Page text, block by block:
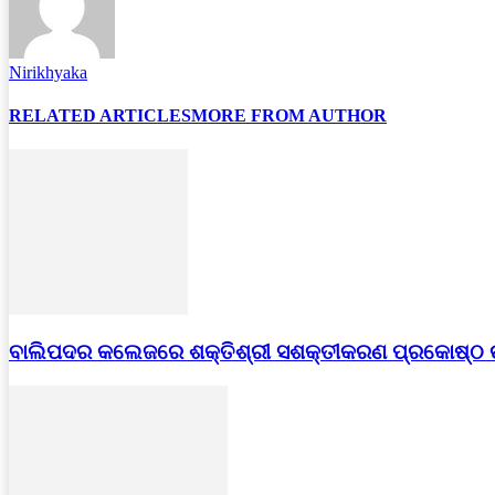
Nirikhyaka
RELATED ARTICLESMORE FROM AUTHOR
ବାଲିପଦର କଲେଜରେ ଶକ୍ତିଶ୍ରୀ ସଶକ୍ତୀକରଣ ପ୍ରକୋଷ୍ଠ